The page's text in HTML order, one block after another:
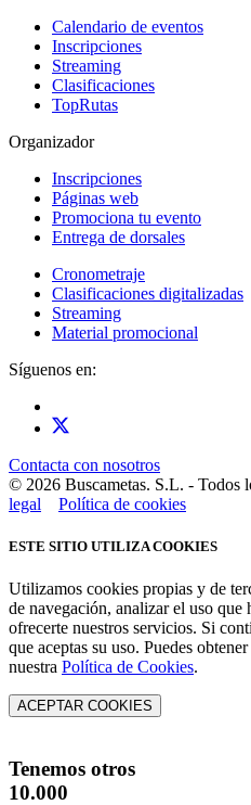
Calendario de eventos
Inscripciones
Streaming
Clasificaciones
TopRutas
Organizador
Inscripciones
Páginas web
Promociona tu evento
Entrega de dorsales
Cronometraje
Clasificaciones digitalizadas
Streaming
Material promocional
Síguenos en:
Contacta con nosotros
© 2026 Buscametas. S.L. - Todos
legal
Política de cookies
ESTE SITIO UTILIZA COOKIES
Utilizamos cookies propias y de
de navegación, analizar el uso que
ofrecerte nuestros servicios. Si
que aceptas su uso. Puedes
nuestra Política de Cookies.
ACEPTAR COOKIES
Tenemos otros
10.000